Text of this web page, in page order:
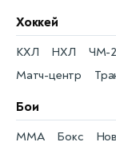
Хоккей
КХЛ
Матч-центр
НХЛ
ЧМ-
Бои
MMA Бокс